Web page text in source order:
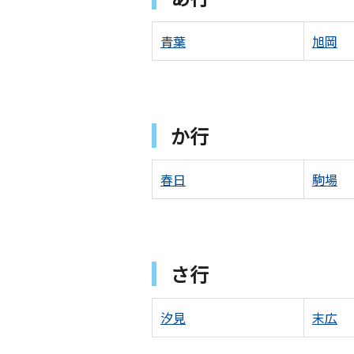
青葉 旭岡
か行
春日 駒場
さ行
汐見 末広